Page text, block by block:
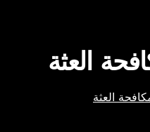
العثة
العثة